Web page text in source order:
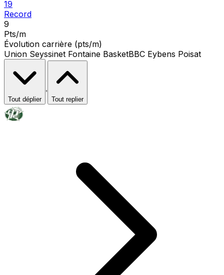
19
Record
9
Pts/m
Évolution carrière (pts/m)
Union Seyssinet Fontaine BasketBBC Eybens Poisat
Tout déplier
·
Tout replier